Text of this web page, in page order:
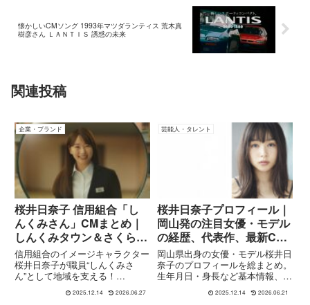
懐かしいCMソング 1993年マツダランティス 荒木真
樹彦さん ＬＡＮＴＩＳ 誘惑の未来
関連投稿
企業・ブランド
桜井日奈子 信用組合「し
んくみさん」CMまとめ｜
しんくみタウン＆さくらパ
ン、2025あるあるムービ
ーまで
信用組合のイメージキャラクター
桜井日奈子が職員“しんくみさ
ん”として地域を支える！
TVCM「しんくみタウン」、
WEB動画「よみがえれ、さくら
2025.12.14 2026.06.27
芸能人・タレント
桜井日奈子プロフィール｜
岡山発の注目女優・モデル
の経歴、代表作、最新CM
情報まとめ
岡山県出身の女優・モデル桜井日
奈子のプロフィールを総まとめ。
生年月日・身長など基本情報、デ
ビューのきっかけ、ドラマ・映画
の代表作、信用組合「しんくみさ
2025.12.14 2026.06.21